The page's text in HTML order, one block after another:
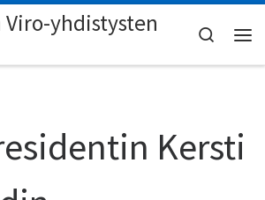
Viro-yhdistysten
Search
Kersti